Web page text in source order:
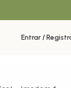
Entrar /